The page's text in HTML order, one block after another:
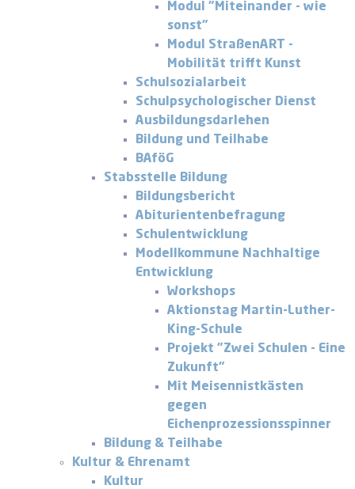
Modul "Miteinander - wie
sonst"
Modul StraßenART -
Mobilität trifft Kunst
Schulsozialarbeit
Schulpsychologischer Dienst
Ausbildungsdarlehen
Bildung und Teilhabe
BAföG
Stabsstelle Bildung
Bildungsbericht
Abiturientenbefragung
Schulentwicklung
Modellkommune Nachhaltige
Entwicklung
Workshops
Aktionstag Martin-Luther-
King-Schule
Projekt "Zwei Schulen - Eine
Zukunft"
Mit Meisennistkästen
gegen
Eichenprozessionsspinner
Bildung & Teilhabe
Kultur & Ehrenamt
Kultur